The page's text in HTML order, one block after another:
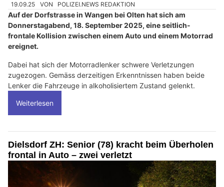
19.09.25 VON POLIZEI.NEWS REDAKTION
Auf der Dorfstrasse in Wangen bei Olten hat sich am
Donnerstagabend, 18. September 2025, eine seitlich-
frontale Kollision zwischen einem Auto und einem Motorrad
ereignet.
Dabei hat sich der Motorradlenker schwere Verletzungen
zugezogen. Gemäss derzeitigen Erkenntnissen haben beide
Lenker die Fahrzeuge in alkoholisiertem Zustand gelenkt.
Weiterlesen
Dielsdorf ZH: Senior (78) kracht beim Überholen
frontal in Auto – zwei verletzt